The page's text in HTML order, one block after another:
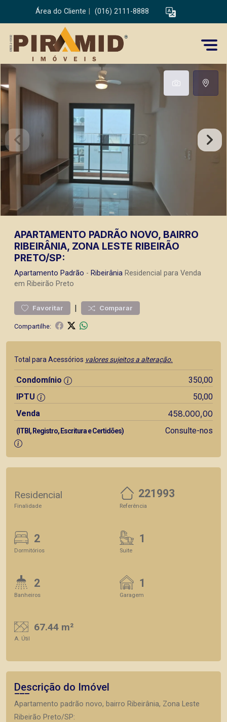
Área do Cliente (016) 2111-8888
APARTAMENTO PADRÃO NOVO, BAIRRO
RIBEIRÂNIA, ZONA LESTE RIBEIRÃO
PRETO/SP:
Apartamento Padrão - Ribeirânia Residencial para Venda
em Ribeirão Preto
Favoritar | Comparar
Compartilhe:
Total para Acessórios valores sujeitos a alteração.
Condomínio
350,00
IPTU
50,00
Venda
458.000,00
(ITBI, Registro, Escritura e Certidões) Consulte-nos
Residencial
Finalidade
221993
Referência
2
Dormitórios
1
Suite
2
Banheiros
1
Garagem
67.44 m²
A. Útil
Descrição do Imóvel
Apartamento padrão novo, bairro Ribeirânia, Zona Leste
Ribeirão Preto/SP: